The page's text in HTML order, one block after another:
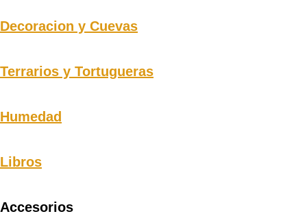
Decoracion y Cuevas
Terrarios y Tortugueras
Humedad
Libros
Accesorios